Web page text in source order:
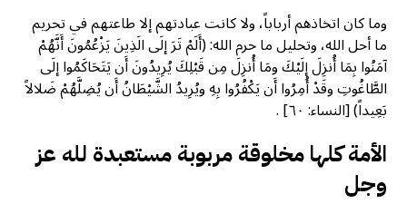
وما كان اتخاذهم أرباباً، ولا كانت عبادتهم إلا طاعتهم في تحريم
ما أحل الله، وتحليل ما حرم الله: (أَلَمْ تَرَ إلَى الَذِينَ يَزْعُمُونَ أَنَّهُمْ
آمَنُوا بِمَا أُنزِلَ إلَيْكَ ومَا أُنزِلَ مِن قَبْلِكَ يُرِيدُونَ أَن يَتَحَاكَمُوا إلَى
الطَّاغُوتِ وقَدْ أُمِرُوا أَن يَكْفُرُوا بِهِ ويُرِيدُ الشَّيْطَانُ أَن يُضِلَّهُمْ ضَلالاً
بَعِيداً) [النساء: ٦٠] .
الأمة كلها مخلوقة مربوبة مستعبدة لله عز
وجل